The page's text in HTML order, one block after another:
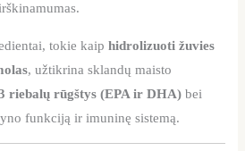
tokie kaiphidrolizuoti žuvies
, užtikrina sklandų maisto
riebalų rūgštys (EPA ir DHA) bei
funkciją ir imuninę sistemą.